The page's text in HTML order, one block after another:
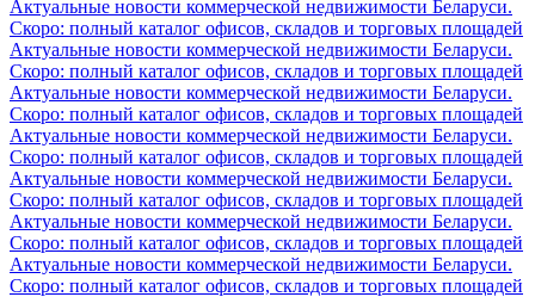
Актуальные новости коммерческой недвижимости Беларуси.
Скоро: полный каталог офисов, складов и торговых площадей
Актуальные новости коммерческой недвижимости Беларуси.
Скоро: полный каталог офисов, складов и торговых площадей
Актуальные новости коммерческой недвижимости Беларуси.
Скоро: полный каталог офисов, складов и торговых площадей
Актуальные новости коммерческой недвижимости Беларуси.
Скоро: полный каталог офисов, складов и торговых площадей
Актуальные новости коммерческой недвижимости Беларуси.
Скоро: полный каталог офисов, складов и торговых площадей
Актуальные новости коммерческой недвижимости Беларуси.
Скоро: полный каталог офисов, складов и торговых площадей
Актуальные новости коммерческой недвижимости Беларуси.
Скоро: полный каталог офисов, складов и торговых площадей